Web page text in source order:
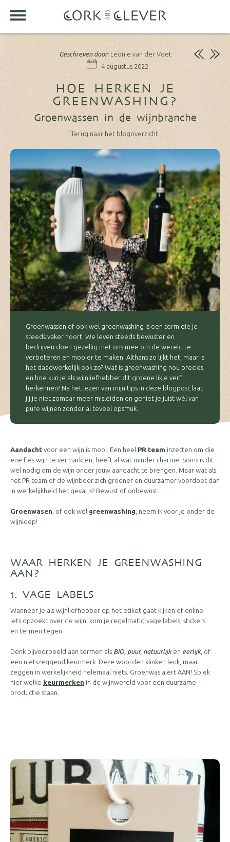
Geschreven door:Leonie van der Voet
4 augustus 2022
HOE HERKEN JE
GREENWASHING?
Groenwassen in de wijnbranche
Terug naar het blogoverzicht.
Groenwassen of ook wel greenwashing is een term die je
steeds vaker hoort. We leven steeds bewuster en
bedrijven doen gezellig met ons mee om de wereld te
verbeteren en mooier te maken. Althans zo lijkt het, maar is
het daadwerkelijk ook zo? Wat is greenwashing nou precies
en hoe kun je als wijnliefhebber dit groene likje verf
herkennen? Na het lezen van mijn tips in deze blogpost laat
jij je niet zomaar meer misleiden en geniet je juist wél van
pure wijnen zonder al teveel opsmuk.
Aandacht voor een wijn is mooi. Een heel PR team inzetten om die
ene fles wijn te vermarkten, heeft al wat minder charme. Soms is dit
wel nodig om de wijn onder jouw aandacht te brengen. Maar wat als
het PR team of de wijnboer zich groener en duurzamer voordoet dan
in werkelijkheid het geval is? Bewust of onbewust.
Groenwasen , of ook wel greenwashing neem ik voor je onder de
wijnloep!
WAAR HERKEN JE GREENWASHING
AAN?
1. VAGE LABELS
Wanneer je als wijnliefhebber op het etiket gaat kijken of online
iets opzoekt over de wijn, kom je regelmatig vage labels, stickers
en termen tegen.
Denk bijvoorbeeld aan termen als BIO, puur, natuurlijken eerlijk, of
een nietszeggend keurmerk. Deze woorden klinken leuk, maar
zeggen in werkelijkheid helemaal niets. Groenwas alert AAN! Spiek
hier welke keurmerken in de wijnwereld voor een duurzame
productie staan.